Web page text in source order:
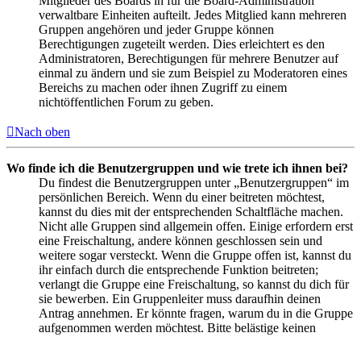
verwaltbare Einheiten aufteilt. Jedes Mitglied kann mehreren
Gruppen angehören und jeder Gruppe können
Berechtigungen zugeteilt werden. Dies erleichtert es den
Administratoren, Berechtigungen für mehrere Benutzer auf
einmal zu ändern und sie zum Beispiel zu Moderatoren eines
Bereichs zu machen oder ihnen Zugriff zu einem
nichtöffentlichen Forum zu geben.
Nach oben
Wo finde ich die Benutzergruppen und wie trete ich ihnen bei?
Du findest die Benutzergruppen unter „Benutzergruppen“ im
persönlichen Bereich. Wenn du einer beitreten möchtest,
kannst du dies mit der entsprechenden Schaltfläche machen.
Nicht alle Gruppen sind allgemein offen. Einige erfordern erst
eine Freischaltung, andere können geschlossen sein und
weitere sogar versteckt. Wenn die Gruppe offen ist, kannst du
ihr einfach durch die entsprechende Funktion beitreten;
verlangt die Gruppe eine Freischaltung, so kannst du dich für
sie bewerben. Ein Gruppenleiter muss daraufhin deinen
Antrag annehmen. Er könnte fragen, warum du in die Gruppe
aufgenommen werden möchtest. Bitte belästige keinen